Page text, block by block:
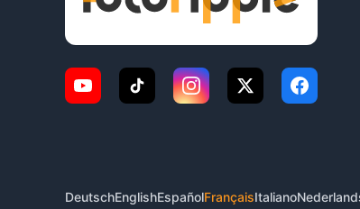
DeutschEnglishEspañolFrançaisItaliano